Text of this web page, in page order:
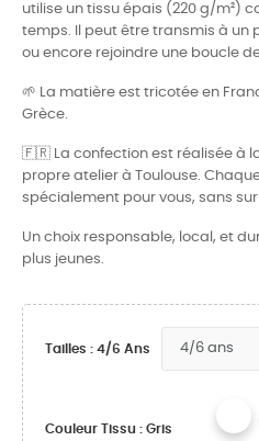
utilise un tissu épais (220 g/m²)
temps. Il peut être transmis à un
ou encore rejoindre une boucle
🌱 La matière est tricotée en
Grèce.
🇫🇷 La confection est réalisée à
propre atelier à Toulouse.
spécialement pour vous, sans
Un choix responsable, local, et
plus jeunes.
Tailles : 4/6 Ans
Couleur Tissu : Gris